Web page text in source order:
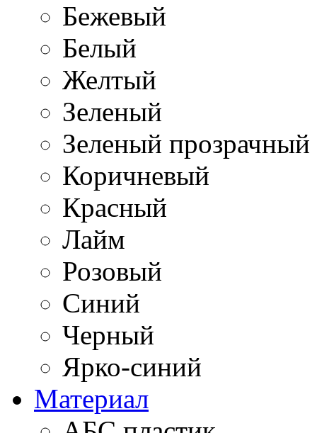
Бежевый
Белый
Желтый
Зеленый
Зеленый прозрачный
Коричневый
Красный
Лайм
Розовый
Синий
Черный
Ярко-синий
Материал